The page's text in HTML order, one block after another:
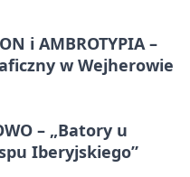
i AMBROTYPIA –
w Wejherowie
– „Batory u
Iberyjskiego”